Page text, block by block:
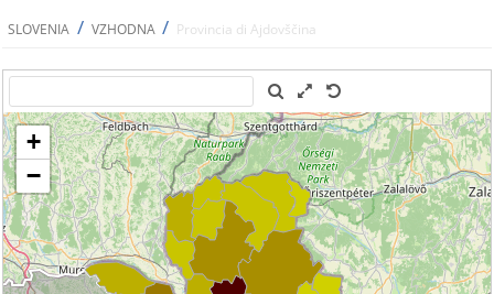
SLOVENIA / VZHODNA / Provincia di Ajdovščina